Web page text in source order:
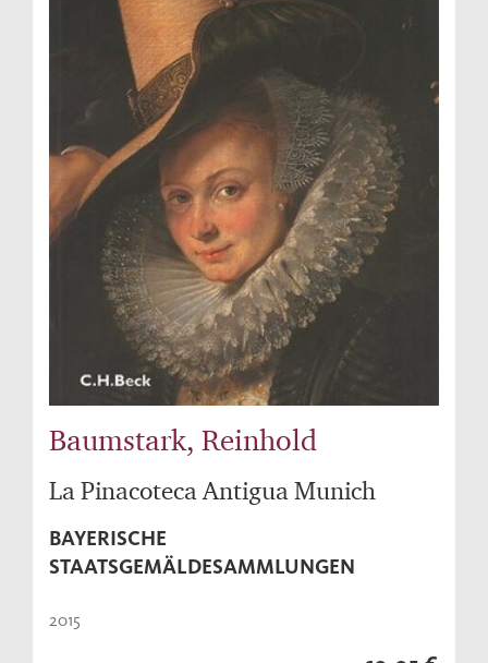
Baumstark, Reinhold
La Pinacoteca Antigua Munich
BAYERISCHE
STAATSGEMÄLDESAMMLUNGEN
2015